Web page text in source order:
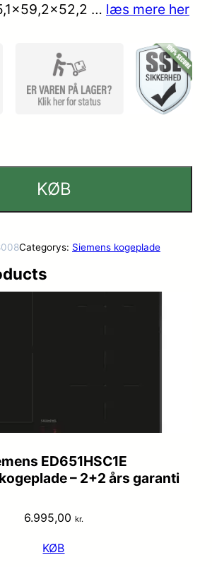
… læs mere her
KØB
Categorys: Siemens kogeplade
ED651HSC1E
– 2+2 års garanti
6.995,00 kr.
KØB